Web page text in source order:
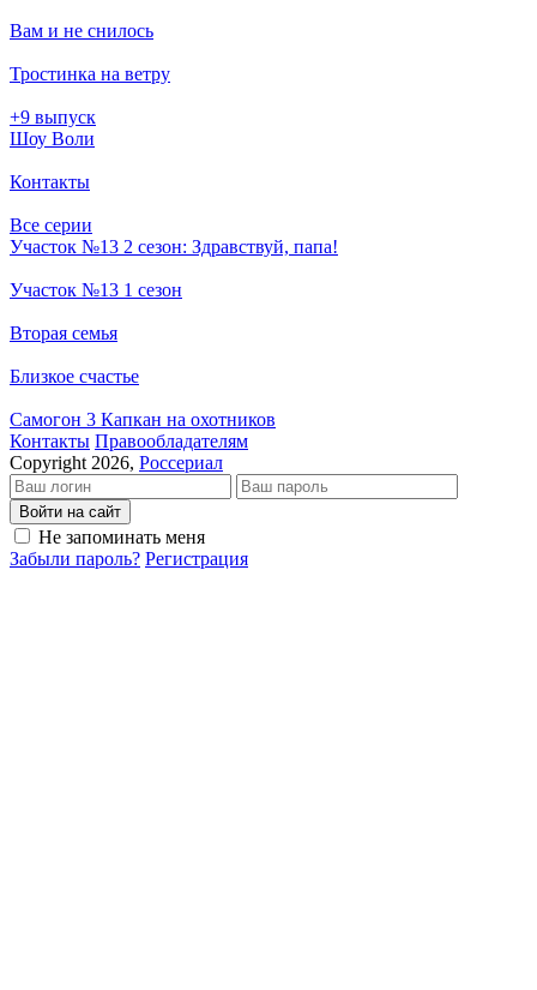
Вам и не снилось
Тростинка на ветру
+9 выпуск
Шоу Воли
Контакты
Все серии
Участок №13 2 сезон: Здравствуй, папа!
Участок №13 1 сезон
Вторая семья
Близкое счастье
Самогон 3 Капкан на охотников
Кон­так­ты Пра­во­об­ла­да­те­лям
Copyright 2026, Россериал
Войти на сайт
Не запоминать меня
Забыли пароль? Регистрация